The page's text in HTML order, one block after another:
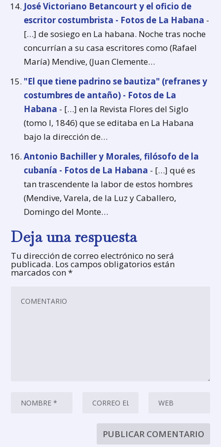
José Victoriano Betancourt y el oficio de
escritor costumbrista - Fotos de La Habana -
[…] de sosiego en La habana. Noche tras noche
concurrían a su casa escritores como (Rafael
María) Mendive, (Juan Clemente…
"El que tiene padrino se bautiza" (refranes y
costumbres de antaño) - Fotos de La
Habana - […] en la Revista Flores del Siglo
(tomo I, 1846) que se editaba en La Habana
bajo la dirección de…
Antonio Bachiller y Morales, filósofo de la
cubanía - Fotos de La Habana - […] qué es
tan trascendente la labor de estos hombres
(Mendive, Varela, de la Luz y Caballero,
Domingo del Monte…
Deja una respuesta
Tu dirección de correo electrónico no será
publicada. Los campos obligatorios están
marcados con*